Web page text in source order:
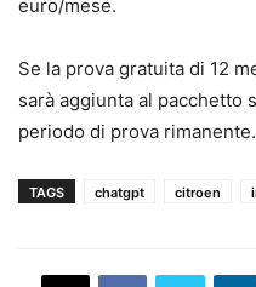
euro/mese.
Se la prova gratuita di 12
sarà aggiunta al pacchetto
periodo di prova rimanente.
TAGS chatgpt citroen